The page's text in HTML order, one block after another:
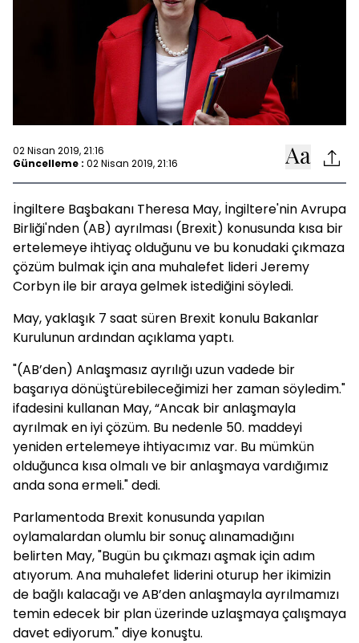
02 Nisan 2019, 21:16
Güncelleme : 02 Nisan 2019, 21:16
İngiltere Başbakanı Theresa May, İngiltere'nin Avrupa
Birliği'nden (AB) ayrılması (Brexit) konusunda kısa bir
ertelemeye ihtiyaç olduğunu ve bu konudaki çıkmaza
çözüm bulmak için ana muhalefet lideri Jeremy
Corbyn ile bir araya gelmek istediğini söyledi.
May, yaklaşık 7 saat süren Brexit konulu Bakanlar
Kurulunun ardından açıklama yaptı.
"(AB’den) Anlaşmasız ayrılığı uzun vadede bir
başarıya dönüştürebileceğimizi her zaman söyledim."
ifadesini kullanan May, “Ancak bir anlaşmayla
ayrılmak en iyi çözüm. Bu nedenle 50. maddeyi
yeniden ertelemeye ihtiyacımız var. Bu mümkün
olduğunca kısa olmalı ve bir anlaşmaya vardığımız
anda sona ermeli." dedi.
Parlamentoda Brexit konusunda yapılan
oylamalardan olumlu bir sonuç alınamadığını
belirten May, "Bugün bu çıkmazı aşmak için adım
atıyorum. Ana muhalefet liderini oturup her ikimizin
de bağlı kalacağı ve AB’den anlaşmayla ayrılmamızı
temin edecek bir plan üzerinde uzlaşmaya çalışmaya
davet ediyorum." diye konuştu.